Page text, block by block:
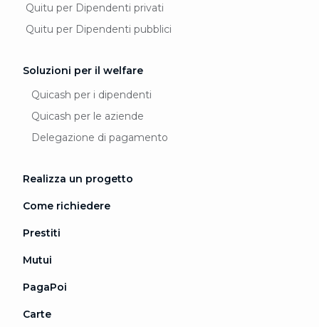
Quitu per Dipendenti privati
Quitu per Dipendenti pubblici
Soluzioni per il welfare
Quicash per i dipendenti
Quicash per le aziende
Delegazione di pagamento
Realizza un progetto
Come richiedere
Prestiti
Mutui
PagaPoi
Carte